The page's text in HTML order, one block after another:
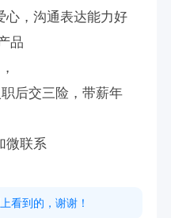
心，沟通表达能力好
品
后交三险，带薪年
微联系
上看到的，谢谢！